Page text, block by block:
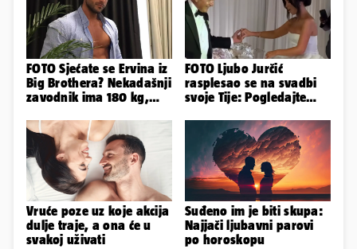
FOTO Sjećate se Ervina iz
Big Brothera? Nekadašnji
zavodnik ima 180 kg,
FOTO Ljubo Jurčić
rasplesao se na svadbi
svoje Tije: Pogledajte
vjenčanje...
Vruće poze uz koje akcija
dulje traje, a ona će u
svakoj uživati
Suđeno im je biti skupa:
Najjači ljubavni parovi
po horoskopu